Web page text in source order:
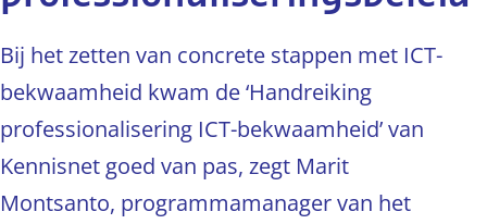
Bij het zetten van concrete stappen met ICT-
bekwaamheid kwam de ‘Handreiking
professionalisering ICT-bekwaamheid’ van
Kennisnet goed van pas, zegt Marit
Montsanto, programmamanager van het